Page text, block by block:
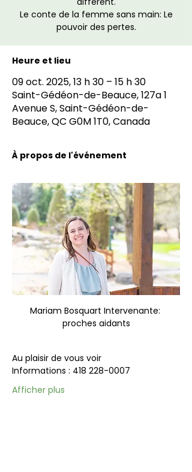
Le conte de la femme sans main: Le
Heure et lieu
09 oct. 2025, 13 h 30 – 15 h 30
Saint-Gédéon-de-Beauce, 127a 1
Avenue S, Saint-Gédéon-de-
Beauce, QC G0M 1T0, Canada
À propos de l'événement
Mariam Bosquart Intervenante:
proches aidants
Au plaisir de vous voir
Informations : 418 228-0007
Afficher plus